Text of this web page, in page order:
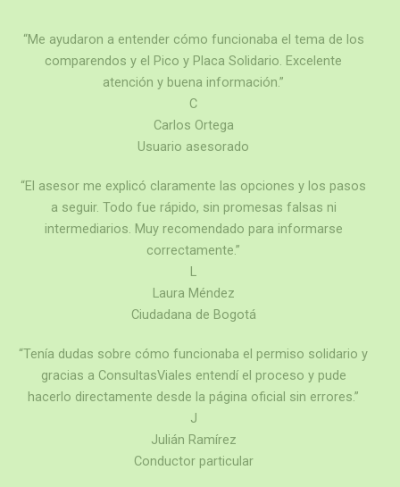
“Me ayudaron a entender cómo funcionaba el tema de los
comparendos y el Pico y Placa Solidario. Excelente
atención y buena información.”
C
Carlos Ortega
Usuario asesorado
“El asesor me explicó claramente las opciones y los pasos
a seguir. Todo fue rápido, sin promesas falsas ni
intermediarios. Muy recomendado para informarse
correctamente.”
L
Laura Méndez
Ciudadana de Bogotá
“Tenía dudas sobre cómo funcionaba el permiso solidario y
gracias a ConsultasViales entendí el proceso y pude
hacerlo directamente desde la página oficial sin errores.”
J
Julián Ramírez
Conductor particular